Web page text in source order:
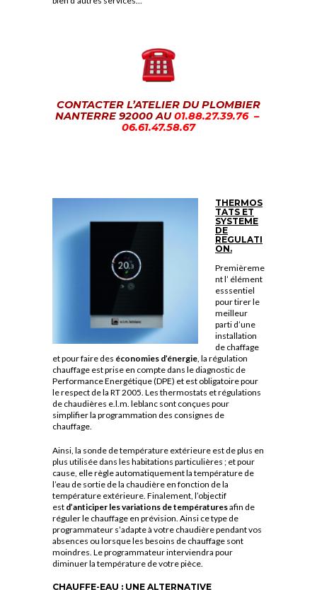
CONTACTER L’ATELIER DU PLOMBIER
NANTERRE 92000 AU01.88.27.39.76 –
06.61.47.58.67
THERMOS
TATS ET
SYSTEME
DE
REGULATI
ON.
Premièreme
nt l’ élément
esssentiel
pour tirer le
meilleur
parti d’une
installation
de chaffage
et pour faire des économies d’énergie, la régulation
chauffage est prise en compte dans le diagnostic de
Performance Energétique (DPE) et est obligatoire pour
le respect de la RT 2005. Les thermostats et régulations
de chaudières e.l.m. leblanc sont conçues pour
simplifier la programmation des consignes de
chauffage.
Ainsi, la sonde de température extérieure est de plus en
plus utilisée dans les habitations particulières ; et pour
cause, elle règle automatiquement la température de
l’eau de sortie de la chaudière en fonction de la
température extérieure. Finalement, l’objectif
est d’anticiper les variations de températuresafin de
réguler le chauffage en prévision. Ainsi ce type de
programmateur s’adapte à votre chaudière pendant vos
absences ou lorsque les besoins de chauffage sont
moindres. Le programmateur interviendra pour
diminuer la température de votre pièce.
CHAUFFE-EAU : UNE ALTERNATIVE